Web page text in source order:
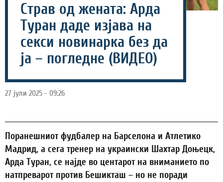
Страв од жената: Арда
Туран даде изјава на
секси новинарка без да
ја – погледне (ВИДЕО)
27 јули 2025 - 09:26
Поранешниот фудбалер на Барселона и Атлетико
Мадрид, а сега тренер на украински Шахтар Доњецк,
Арда Туран, се најде во центарот на вниманието по
натпреварот против Бешикташ – но не поради